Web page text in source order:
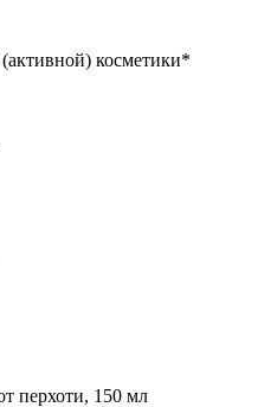
косметики*
150 мл